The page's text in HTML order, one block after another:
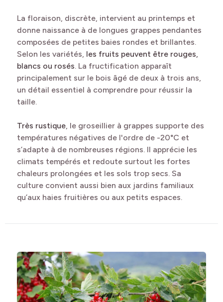
La floraison, discrète, intervient au printemps et
donne naissance à de longues grappes pendantes
composées de petites baies rondes et brillantes.
Selon les variétés, les fruits peuvent être rouges,
blancs ou rosés. La fructification apparaît
principalement sur le bois âgé de deux à trois ans,
un détail essentiel à comprendre pour réussir la
taille.
Très rustique, le groseillier à grappes supporte des
températures négatives de l'ordre de -20°C et
s’adapte à de nombreuses régions. Il apprécie les
climats tempérés et redoute surtout les fortes
chaleurs prolongées et les sols trop secs. Sa
culture convient aussi bien aux jardins familiaux
qu’aux haies fruitières ou aux petits espaces.